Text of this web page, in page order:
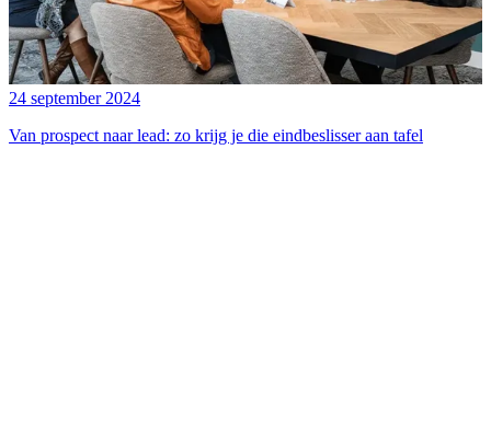
24 september 2024
Van prospect naar lead: zo krijg je die eindbeslisser aan tafel